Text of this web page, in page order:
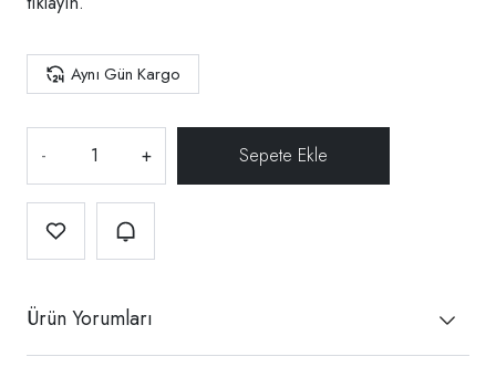
Aynı Gün Kargo
- +
Ürün Yorumları